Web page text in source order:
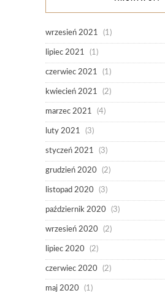
wrzesień 2021 (1)
lipiec 2021 (1)
czerwiec 2021 (1)
kwiecień 2021 (2)
marzec 2021 (4)
luty 2021 (3)
styczeń 2021 (3)
grudzień 2020 (2)
listopad 2020 (3)
październik 2020 (3)
wrzesień 2020 (2)
lipiec 2020 (2)
czerwiec 2020 (2)
maj 2020 (1)